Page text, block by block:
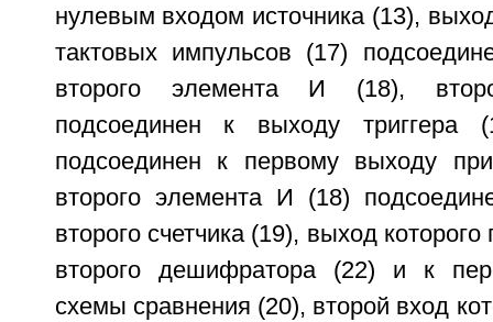
нулевым входом источника (13),
тактовых импульсов (17)
второго элемента И (18),
подсоединен к выходу триггера
подсоединен к первому выходу
второго элемента И (18)
второго счетчика (19), выход
второго дешифратора (22) и к
схемы сравнения (20), второй вход